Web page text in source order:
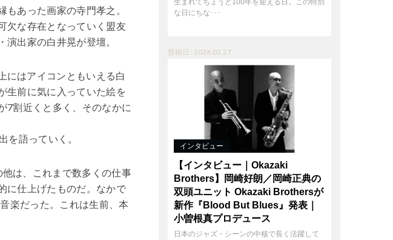
あった画家の寺門孝之。
欠な存在となっていく盟友
出家の白井晃が登壇。
にはアイコンともいえる白
生前に気に入っていた絵を
7割近くと多く、そのなかに
を語っていく。
は、これまで数多くの仕事
に仕上げたものだ。なかで
楽だった。これは生前、本
生まれてちょうど100年を迎える日。この特別
な日にちな･･･
投稿日 : 2026.03.27
インタビュー
【インタビュー｜Okazaki
Brothers】岡崎好朗／岡崎正典の
双頭ユニット Okazaki Brothersが
新作『Blood But Blues』発表｜
小曽根真プロデュース
日本のジャズ・シーンの中核で長く活躍して